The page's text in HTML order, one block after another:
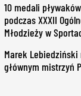
10 medali
podczas XXXII
Młodzieży w
Marek
głównym mistrzyń